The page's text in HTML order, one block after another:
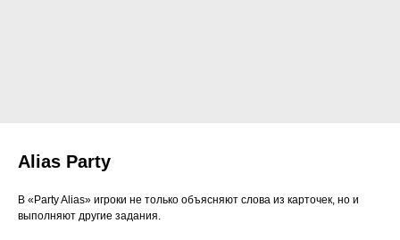
Alias Party
В «Party Alias» игроки не только объясняют слова из карточек, но и
выполняют другие задания.